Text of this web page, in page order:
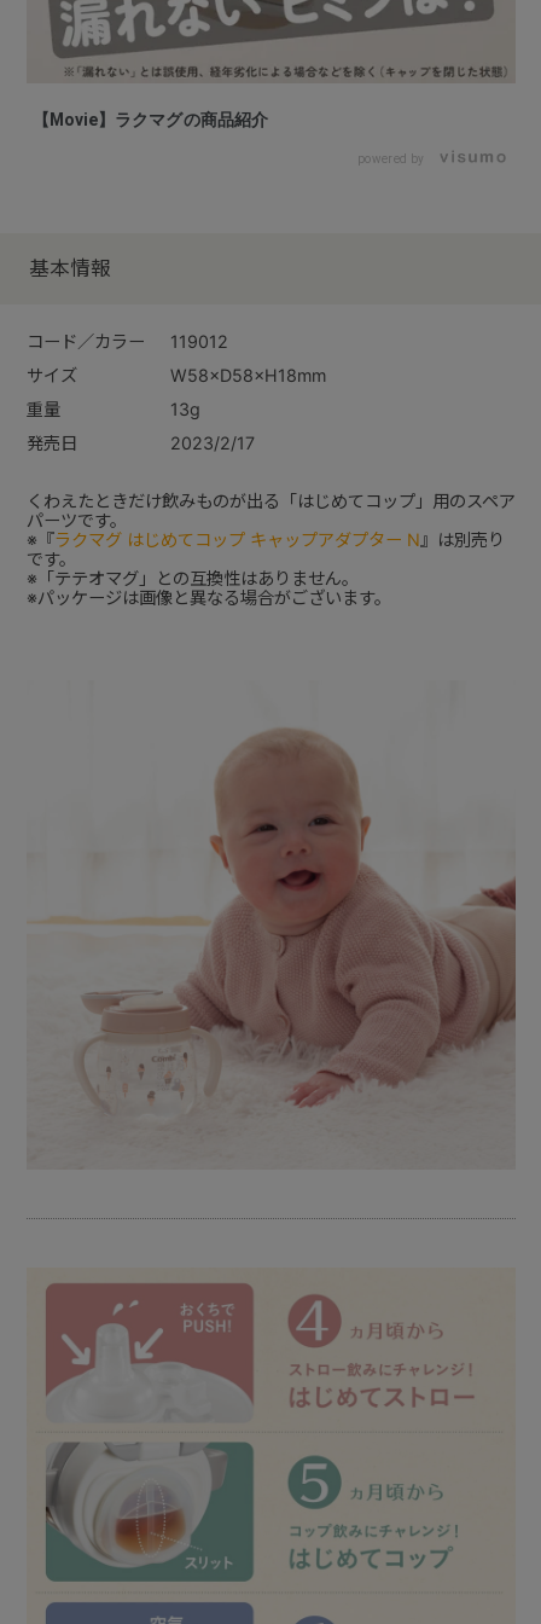
【Movie】ラクマグの商品紹介
powered by
基本情報
コード／カラー
119012
サイズ
W58×D58×H18mm
重量
13g
発売日
2023/2/17
くわえたときだけ飲みものが出る「はじめてコップ」用のスペア
パーツです。
※『ラクマグ はじめてコップ キャップアダプター N 』は別売り
です。
※「テテオマグ」との互換性はありません。
※パッケージは画像と異なる場合がございます。